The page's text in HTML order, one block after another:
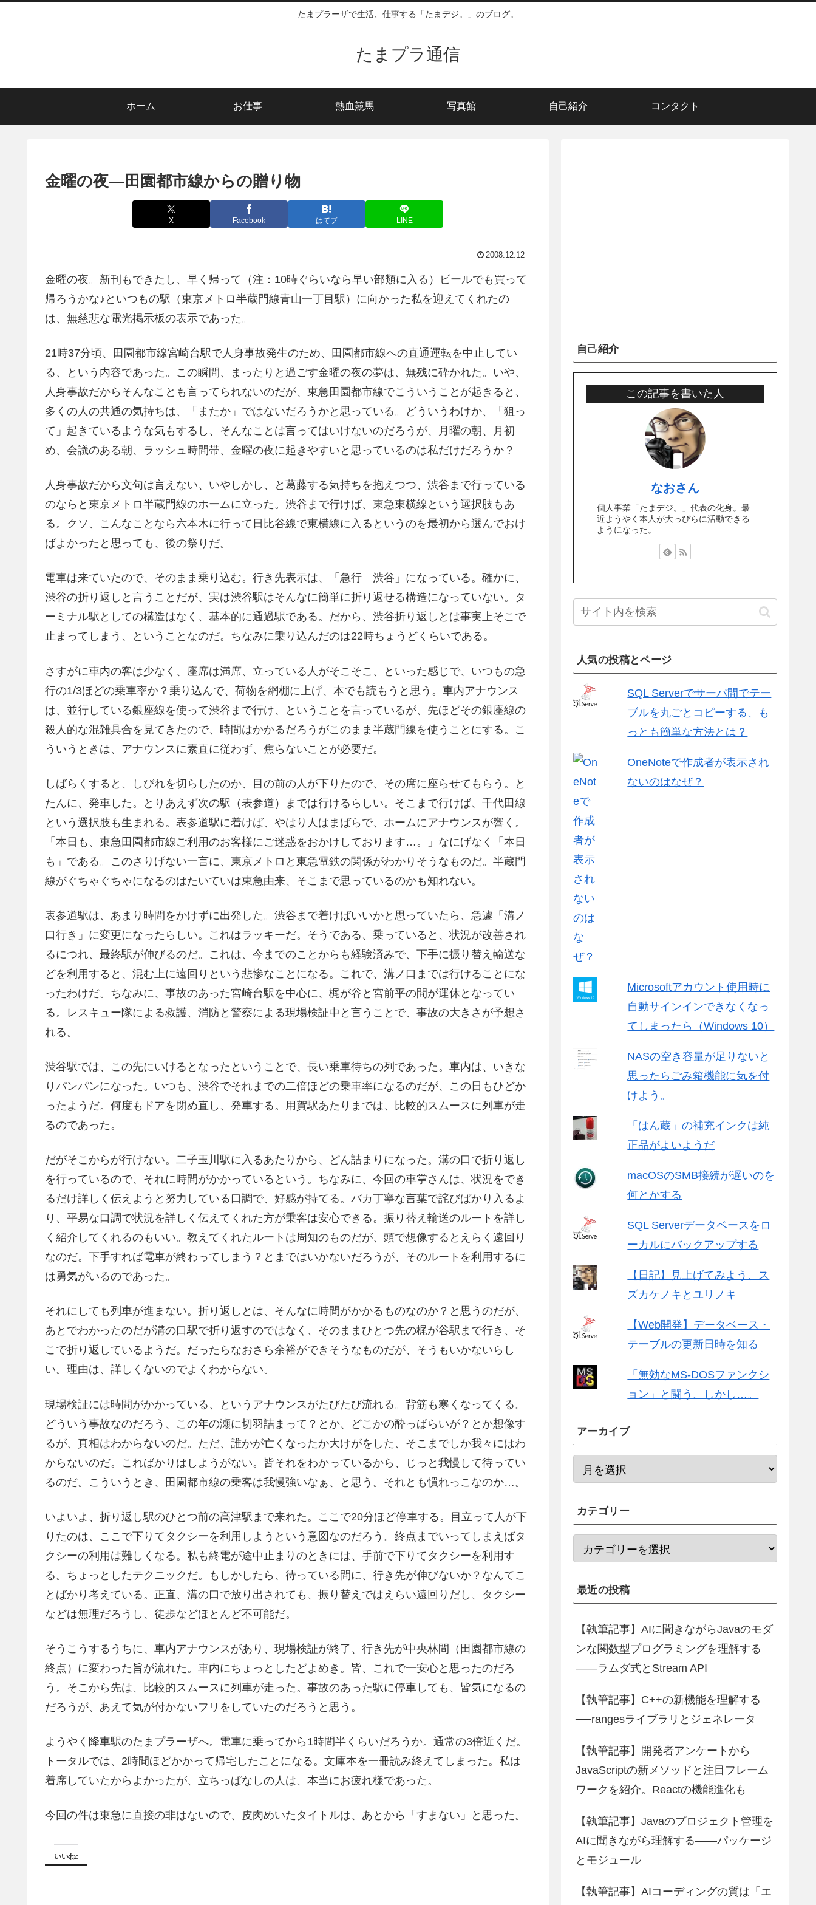
たまプラーザで生活、仕事する「たまデジ。」のブログ。
たまプラ通信
ホーム お仕事 熱血競馬 写真館 自己紹介 コンタクト
金曜の夜―田園都市線からの贈り物
X Facebook はてブ LINE
2008.12.12
金曜の夜。新刊もできたし、早く帰って（注：10時ぐらいなら早い部類に入る）ビールでも買って
帰ろうかな♪といつもの駅（東京メトロ半蔵門線青山一丁目駅）に向かった私を迎えてくれたの
は、無慈悲な電光掲示板の表示であった。
21時37分頃、田園都市線宮崎台駅で人身事故発生のため、田園都市線への直通運転を中止してい
る、という内容であった。この瞬間、まったりと過ごす金曜の夜の夢は、無残に砕かれた。いや、
人身事故だからそんなことも言ってられないのだが、東急田園都市線でこういうことが起きると、
多くの人の共通の気持ちは、「またか」ではないだろうかと思っている。どういうわけか、「狙っ
て」起きているような気もするし、そんなことは言ってはいけないのだろうが、月曜の朝、月初
め、会議のある朝、ラッシュ時間帯、金曜の夜に起きやすいと思っているのは私だけだろうか？
人身事故だから文句は言えない、いやしかし、と葛藤する気持ちを抱えつつ、渋谷まで行っている
のならと東京メトロ半蔵門線のホームに立った。渋谷まで行けば、東急東横線という選択肢もあ
る。クソ、こんなことなら六本木に行って日比谷線で東横線に入るというのを最初から選んでおけ
ばよかったと思っても、後の祭りだ。
電車は来ていたので、そのまま乗り込む。行き先表示は、「急行 渋谷」になっている。確かに、
渋谷の折り返しと言うことだが、実は渋谷駅はそんなに簡単に折り返せる構造になっていない。タ
ーミナル駅としての構造はなく、基本的に通過駅である。だから、渋谷折り返しとは事実上そこで
止まってしまう、ということなのだ。ちなみに乗り込んだのは22時ちょうどくらいである。
さすがに車内の客は少なく、座席は満席、立っている人がそこそこ、といった感じで、いつもの急
行の1/3ほどの乗車率か？乗り込んで、荷物を網棚に上げ、本でも読もうと思う。車内アナウンス
は、並行している銀座線を使って渋谷まで行け、ということを言っているが、先ほどその銀座線の
殺人的な混雑具合を見てきたので、時間はかかるだろうがこのまま半蔵門線を使うことにする。こ
ういうときは、アナウンスに素直に従わず、焦らないことが必要だ。
しばらくすると、しびれを切らしたのか、目の前の人が下りたので、その席に座らせてもらう。と
たんに、発車した。とりあえず次の駅（表参道）までは行けるらしい。そこまで行けば、千代田線
という選択肢も生まれる。表参道駅に着けば、やはり人はまばらで、ホームにアナウンスが響く。
「本日も、東急田園都市線ご利用のお客様にご迷惑をおかけしております…。」なにげなく「本日
も」である。このさりげない一言に、東京メトロと東急電鉄の関係がわかりそうなものだ。半蔵門
線がぐちゃぐちゃになるのはたいていは東急由来、そこまで思っているのかも知れない。
表参道駅は、あまり時間をかけずに出発した。渋谷まで着けばいいかと思っていたら、急遽「溝ノ
口行き」に変更になったらしい。これはラッキーだ。そうである、乗っていると、状況が改善され
るにつれ、最終駅が伸びるのだ。これは、今までのことからも経験済みで、下手に振り替え輸送な
どを利用すると、混む上に遠回りという悲惨なことになる。これで、溝ノ口までは行けることにな
ったわけだ。ちなみに、事故のあった宮崎台駅を中心に、梶が谷と宮前平の間が運休となってい
る。レスキュー隊による救護、消防と警察による現場検証中と言うことで、事故の大きさが予想さ
れる。
渋谷駅では、この先にいけるとなったということで、長い乗車待ちの列であった。車内は、いきな
りパンパンになった。いつも、渋谷でそれまでの二倍ほどの乗車率になるのだが、この日もひどか
ったようだ。何度もドアを閉め直し、発車する。用賀駅あたりまでは、比較的スムースに列車が走
るのであった。
だがそこからが行けない。二子玉川駅に入るあたりから、どん詰まりになった。溝の口で折り返し
を行っているので、それに時間がかかっているという。ちなみに、今回の車掌さんは、状況をでき
るだけ詳しく伝えようと努力している口調で、好感が持てる。バカ丁寧な言葉で詫びばかり入るよ
り、平易な口調で状況を詳しく伝えてくれた方が乗客は安心できる。振り替え輸送のルートを詳し
く紹介してくれるのもいい。教えてくれたルートは周知のものだが、頭で想像するとえらく遠回り
なのだ。下手すれば電車が終わってしまう？とまではいかないだろうが、そのルートを利用するに
は勇気がいるのであった。
それにしても列車が進まない。折り返しとは、そんなに時間がかかるものなのか？と思うのだが、
あとでわかったのだが溝の口駅で折り返すのではなく、そのままひとつ先の梶が谷駅まで行き、そ
こで折り返しているようだ。だったらなおさら余裕ができそうなものだが、そうもいかないらし
い。理由は、詳しくないのでよくわからない。
現場検証には時間がかかっている、というアナウンスがたびたび流れる。背筋も寒くなってくる。
どういう事故なのだろう、この年の瀬に切羽詰まって？とか、どこかの酔っぱらいが？とか想像す
るが、真相はわからないのだ。ただ、誰かが亡くなったか大けがをした、そこまでしか我々にはわ
からないのだ。こればかりはしようがない。皆それをわかっているから、じっと我慢して待ってい
るのだ。こういうとき、田園都市線の乗客は我慢強いなぁ、と思う。それとも慣れっこなのか…。
いよいよ、折り返し駅のひとつ前の高津駅まで来れた。ここで20分ほど停車する。目立って人が下
りたのは、ここで下りてタクシーを利用しようという意図なのだろう。終点までいってしまえばタ
クシーの利用は難しくなる。私も終電が途中止まりのときには、手前で下りてタクシーを利用す
る。ちょっとしたテクニックだ。もしかしたら、待っている間に、行き先が伸びないか？なんてこ
とばかり考えている。正直、溝の口で放り出されても、振り替えではえらい遠回りだし、タクシー
などは無理だろうし、徒歩などほとんど不可能だ。
そうこうするうちに、車内アナウンスがあり、現場検証が終了、行き先が中央林間（田園都市線の
終点）に変わった旨が流れた。車内にちょっとしたどよめき。皆、これで一安心と思ったのだろ
う。そこから先は、比較的スムースに列車が走った。事故のあった駅に停車しても、皆気になるの
だろうが、あえて気が付かないフリをしていたのだろうと思う。
ようやく降車駅のたまプラーザへ。電車に乗ってから1時間半くらいだろうか。通常の3倍近くだ。
トータルでは、2時間ほどかかって帰宅したことになる。文庫本を一冊読み終えてしまった。私は
着席していたからよかったが、立ちっぱなしの人は、本当にお疲れ様であった。
今回の件は東急に直接の非はないので、皮肉めいたタイトルは、あとから「すまない」と思った。
いいね:
自己紹介
この記事を書いた人
なおさん
個人事業「たまデジ。」代表の化身。最
近ようやく本人が大っぴらに活動できる
ようになった。
人気の投稿とページ
SQL Serverでサーバ間でテー
ブルを丸ごとコピーする、も
っとも簡単な方法とは？
OneNoteで作成者が表示され
ないのはなぜ？
Microsoftアカウント使用時に
自動サインインできなくなっ
てしまったら（Windows 10）
NASの空き容量が足りないと
思ったらごみ箱機能に気を付
けよう。
「はん蔵」の補充インクは純
正品がよいようだ
macOSのSMB接続が遅いのを
何とかする
SQL Serverデータベースをロ
ーカルにバックアップする
【日記】見上げてみよう、ス
ズカケノキとユリノキ
【Web開発】データベース・
テーブルの更新日時を知る
「無効なMS-DOSファンクシ
ョン」と闘う。しかし…。
アーカイブ
カテゴリー
最近の投稿
【執筆記事】AIに聞きながらJavaのモダ
ンな関数型プログラミングを理解する
――ラムダ式とStream API
【執筆記事】C++の新機能を理解する
──rangesライブラリとジェネレータ
【執筆記事】開発者アンケートから
JavaScriptの新メソッドと注目フレーム
ワークを紹介。Reactの機能進化も
【執筆記事】Javaのプロジェクト管理を
AIに聞きながら理解する――パッケージ
とモジュール
【執筆記事】AIコーディングの質は「エ